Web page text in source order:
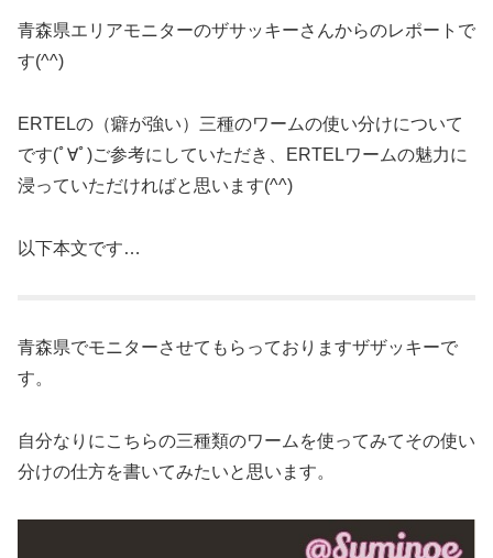
青森県エリアモニターのザサッキーさんからのレポートで
す(^^)
ERTELの（癖が強い）三種のワームの使い分けについて
です(ﾟ∀ﾟ)ご参考にしていただき、ERTELワームの魅力に
浸っていただければと思います(^^)
以下本文です…
青森県でモニターさせてもらっておりますザザッキーで
す。
自分なりにこちらの三種類のワームを使ってみてその使い
分けの仕方を書いてみたいと思います。